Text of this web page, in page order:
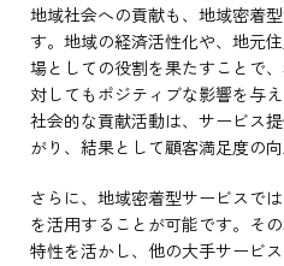
地域社会への貢献も、地域密着
す。地域の経済活性化や、地元
場としての役割を果たすことで
対してもポジティブな影響を与
社会的な貢献活動は、サービス
がり、結果として顧客満足度の向
さらに、地域密着型サービスで
を活用することが可能です。そ
特性を活かし、他の大手サービ